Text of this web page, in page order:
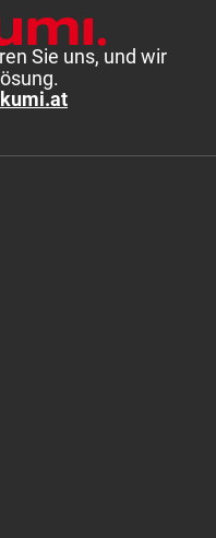
Sie uns, und wir